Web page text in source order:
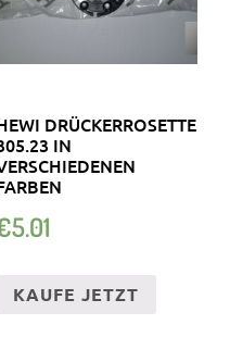
DRÜCKERROSETTE
IN
5.01
KAUFE JETZT